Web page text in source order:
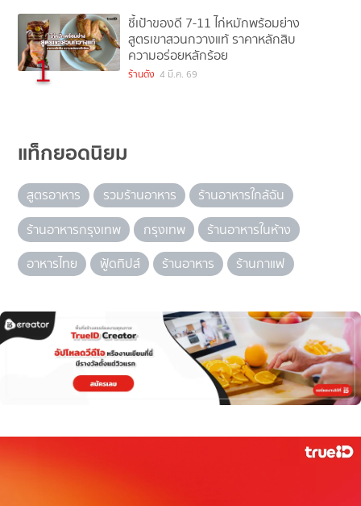
1
ชี้เป้าของดี 7-11 ไก่หมักพร้อมย่าง
สูตรเขาสวนกวางแท้ ราคาหลักสิบ
ความอร่อยหลักร้อย
ร้านดัง 4 มี.ค. 69
แท็กยอดนิยม
สูตรอาหาร รวมร้านอาหาร
ร้านอาหารใกล้ฉัน
ร้านอาหารกรุงเทพ
กรุงเทพ
ร้านอาหารในห้าง
อาหารไทย
ฟู้ดทิปส์ ร้านอาหาร ร้านกาแฟ